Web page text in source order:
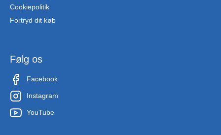
Cookiepolitik
Fortryd dit køb
Følg os
Facebook
Instagram
YouTube